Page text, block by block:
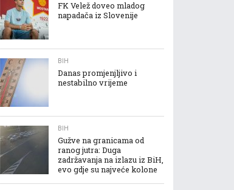
FK Velež doveo mladog
napadača iz Slovenije
BIH
Danas promjenjljivo i
nestabilno vrijeme
BIH
Gužve na granicama od
ranog jutra: Duga
zadržavanja na izlazu iz BiH,
evo gdje su najveće kolone